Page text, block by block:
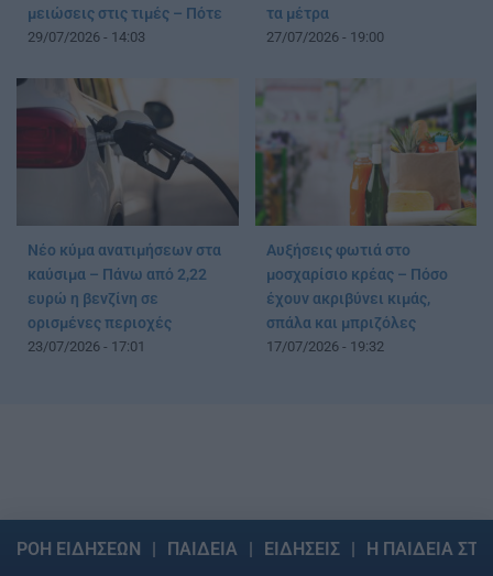
μειώσεις στις τιμές – Πότε
29/07/2026 - 14:03
τα μέτρα
27/07/2026 - 19:00
Νέο κύμα ανατιμήσεων στα
καύσιμα – Πάνω από 2,22
ευρώ η βενζίνη σε
ορισμένες περιοχές
23/07/2026 - 17:01
Αυξήσεις φωτιά στο
μοσχαρίσιο κρέας – Πόσο
έχουν ακριβύνει κιμάς,
σπάλα και μπριζόλες
17/07/2026 - 19:32
ΡΟΗ ΕΙΔΗΣΕΩΝ ΠΑΙΔΕΙΑ ΕΙΔΗΣΕΙΣ Η ΠΑΙΔΕΙΑ